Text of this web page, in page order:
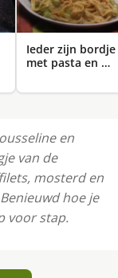
Ieder zijn bordje
met pasta en …
en
van de
mosterd en
hoe je
voor stap.